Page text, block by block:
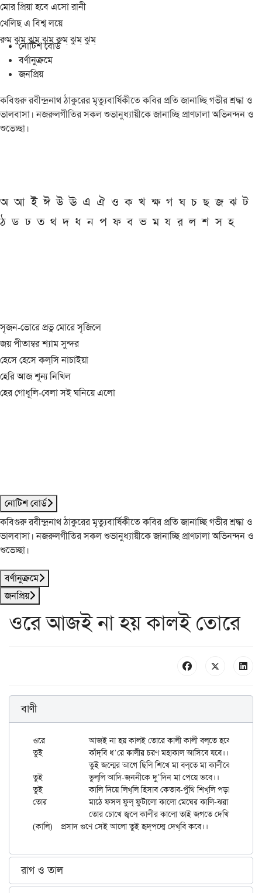
মোর প্রিয়া হবে এসো রানী
খেলিছ এ বিশ্ব লয়ে
রুম্ ঝুম্ ঝুম্ ঝুম্ রুম্ ঝুম্ ঝুম্
নোটিশ বোর্ড
বর্ণানুক্রমে
জনপ্রিয়
কবিগুরু রবীন্দ্রনাথ ঠাকুরের মৃত্যুবার্ষিকীতে কবির প্রতি জানাচ্ছি গভীর শ্রদ্ধা ও
ভালবাসা। নজরুলগীতির সকল শুভানুধ্যায়ীকে জানাচ্ছি প্রাণঢালা অভিনন্দন ও
শুভেচ্ছা।
অ আ ই ঈ উ ঊ এ ঐ ও ক খ ক্ষ গ ঘ চ ছ জ ঝ ট
ঠ ড ঢ ত থ দ ধ ন প ফ ব ভ ম য র ল শ স হ
সৃজন-ভোরে প্রভু মোরে সৃজিলে
জয় পীতাম্বর শ্যাম সুন্দর
হেসে হেসে কল্‌সি নাচাইয়া
হেরি আজ শূন্য নিখিল
হের গোধূলি-বেলা সই ঘনিয়ে এলো
নোটিশ বোর্ড
কবিগুরু রবীন্দ্রনাথ ঠাকুরের মৃত্যুবার্ষিকীতে কবির প্রতি জানাচ্ছি গভীর শ্রদ্ধা ও
ভালবাসা। নজরুলগীতির সকল শুভানুধ্যায়ীকে জানাচ্ছি প্রাণঢালা অভিনন্দন ও
শুভেচ্ছা।
বর্ণানুক্রমে
জনপ্রিয়
ওরে আজই না হয় কালই তোরে
বাণী
ওরে		আজই না হয় কালই তোরে কালী কালী বল্‌তে হবে।
তুই 		কাঁদ্‌বি ধ’রে কালীর চরণ মহাকাল আসিবে যবে।।
		তুই জন্মের আগে ছিলি শিখে মা বল্‌তে মা কালীকে,
তুই 		ভুল্‌লি আদি-জননীকে দু’দিন মা পেয়ে ভবে।।
তুই 		কালি দিয়ে লিখ্‌লি হিসাব কেতাব-পুঁথি শিখ্‌লি পড়া,
তোর		মাঠে ফসল ফুল্ ফুটালো কালো মেঘের কালি-ঝরা।
রাগ ও তাল